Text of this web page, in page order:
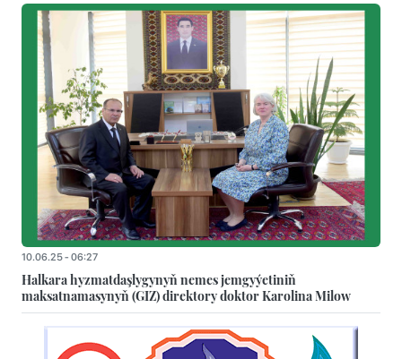
10.06.25 - 06:27
Halkara hyzmatdaşlygynyň nemes jemgyýetiniň
maksatnamasynyň (GIZ) direktory doktor Karolina Milow